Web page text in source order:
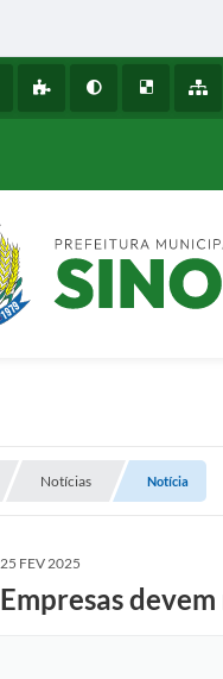
Notícias Notícia
25 FEV 2025
Empresas